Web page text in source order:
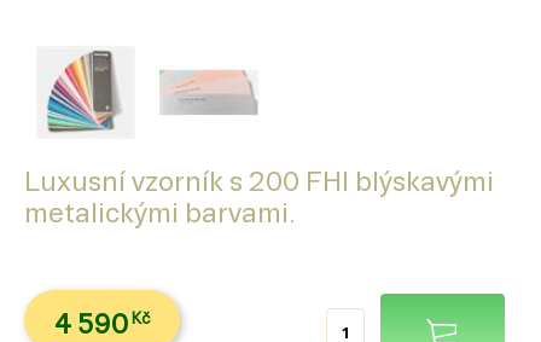
Luxusní vzorník s 200 FHI blýskavými
metalickými barvami.
4 590 Kč